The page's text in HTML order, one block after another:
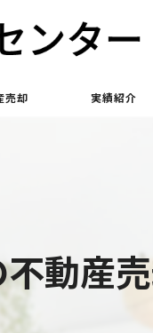
売却 実績紹介
動産